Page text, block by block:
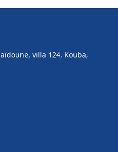
villa 124, Kouba,